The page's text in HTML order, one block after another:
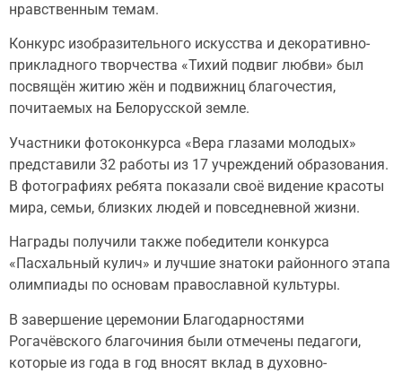
нравственным темам.
Конкурс изобразительного искусства и декоративно-
прикладного творчества «Тихий подвиг любви» был
посвящён житию жён и подвижниц благочестия,
почитаемых на Белорусской земле.
Участники фотоконкурса «Вера глазами молодых»
представили 32 работы из 17 учреждений образования.
В фотографиях ребята показали своё видение красоты
мира, семьи, близких людей и повседневной жизни.
Награды получили также победители конкурса
«Пасхальный кулич» и лучшие знатоки районного этапа
олимпиады по основам православной культуры.
В завершение церемонии Благодарностями
Рогачёвского благочиния были отмечены педагоги,
которые из года в год вносят вклад в духовно-